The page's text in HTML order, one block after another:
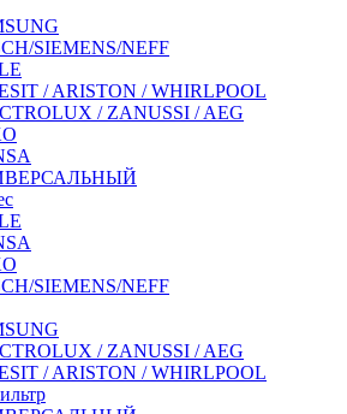
SIEMENS/NEFF
/ ARISTON / WHIRLPOOL
/ ZANUSSI / AEG
SIEMENS/NEFF
/ ZANUSSI / AEG
/ ARISTON / WHIRLPOOL